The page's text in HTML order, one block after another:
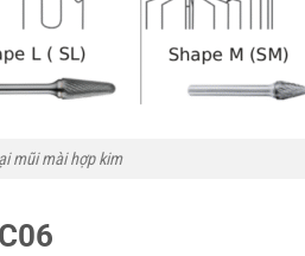
mũi mài hợp kim